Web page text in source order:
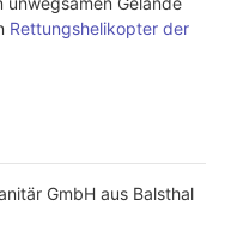
Rettungshelikopter der